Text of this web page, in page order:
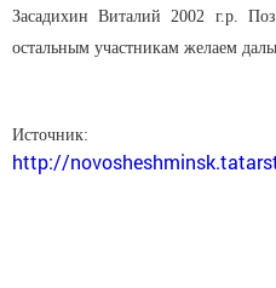
Засадихин Виталий 2002 г.р.
остальным участникам желаем
Источник:
http://